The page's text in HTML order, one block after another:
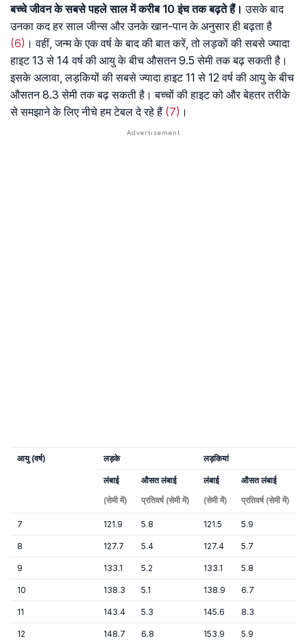
बच्चे जीवन के सबसे पहले साल में करीब 10 इंच तक बढ़ते हैं। उसके बाद
उनका कद हर साल जीन्स और उनके खान-पान के अनुसार ही बढ़ता है
(6) । वहीं, जन्म के एक वर्ष के बाद की बात करें, तो लड़काें की सबसे ज्यादा
हाइट 13 से 14 वर्ष की आयु के बीच औसतन 9.5 सेमी तक बढ़ सकती है।
इसके अलावा, लड़कियों की सबसे ज्यादा हाइट 11 से 12 वर्ष की आयु के बीच
औसतन 8.3 सेमी तक बढ़ सकती है। बच्चों की हाइट को और बेहतर तरीके
से समझाने के लिए नीचे हम टेबल दे रहे हैं (7) ।
आयु (वर्ष) लड़के लड़कियां
लंबाई
(सेमी में)
औसत लंबाई
प्रतिवर्ष (सेमी में)
लंबाई
(सेमी में)
औसत लंबाई
प्रतिवर्ष (सेमी में)
7 121.9 5.8 121.5 5.9
8 127.7 5.4 127.4 5.7
9 133.1 5.2 133.1 5.8
10 138.3 5.1 138.9 6.7
11 143.4 5.3 145.6 8.3
12 148.7 6.8 153.9 5.9